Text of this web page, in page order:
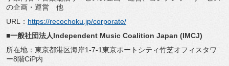
の企画・運営 他
URL： https://recochoku.jp/corporate/
■一般社団法人Independent Music Coalition Japan (IMCJ)
所在地：東京都港区海岸1-7-1東京ポートシティ竹芝オフィスタワ
ー8階CiP内